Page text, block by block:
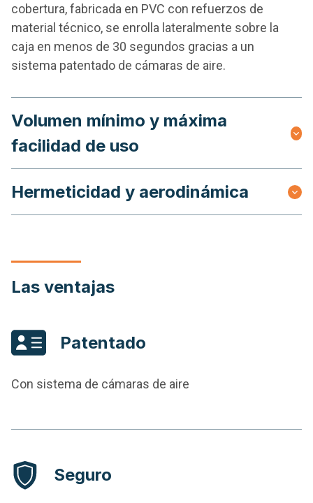
cobertura, fabricada en PVC con refuerzos de
material técnico, se enrolla lateralmente sobre la
caja en menos de 30 segundos gracias a un
sistema patentado de cámaras de aire.
Volumen mínimo y máxima
facilidad de uso
Hermeticidad y aerodinámica
Las ventajas
Patentado
Con sistema de cámaras de aire
Seguro